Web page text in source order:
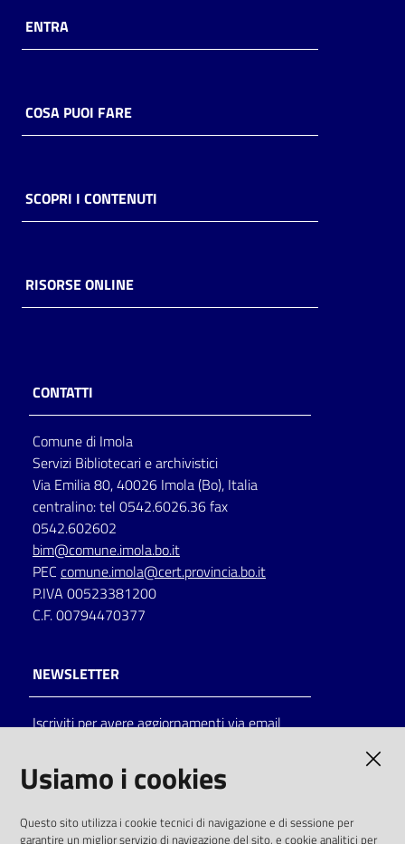
ENTRA
COSA PUOI FARE
SCOPRI I CONTENUTI
RISORSE ONLINE
CONTATTI
Comune di Imola
Servizi Bibliotecari e archivistici
Via Emilia 80, 40026 Imola (Bo), Italia
centralino: tel 0542.6026.36 fax
0542.602602
bim@comune.imola.bo.it
PEC comune.imola@cert.provincia.bo.it
P.IVA 00523381200
C.F. 00794470377
NEWSLETTER
Iscriviti per avere aggiornamenti via email
solo alle condizioni previste dalla direttiva
Usiamo i cookies
Questo sito utilizza i cookie tecnici di navigazione e di sessione per
garantire un miglior servizio di navigazione del sito, e cookie analitici per